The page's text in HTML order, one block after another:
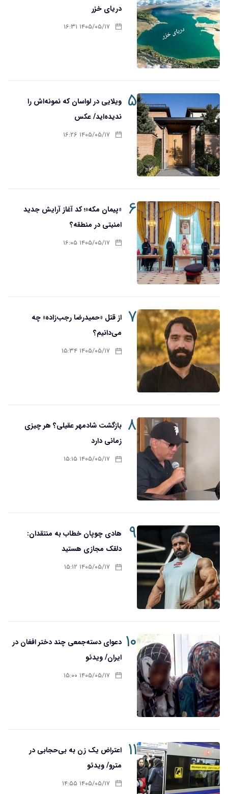
دریای خزر
۱۴۰۵/۰۵/۱۷ ۱۶:۳۱
۵ ویلایی در لواسان که نمونه‌اش را
ندیده‌اید/ عکس
۱۴۰۵/۰۵/۱۷ ۱۶:۲۶
۶
«پیمان مکه»؛ کد آغاز آرایش جدید
امنیتی در منطقه؟
۱۴۰۵/۰۵/۱۷ ۱۶:۰۵
۷ از قتل «حمیدرضا رجب‌زاده» چه
می‌دانیم؟
۱۴۰۵/۰۵/۱۷ ۱۵:۳۴
۸ بازگشت شادمهر عقیلی؟ هر چیزی
زمانی دارد
۱۴۰۵/۰۵/۱۷ ۱۵:۱۵
۹
هادی چوپان خطاب به منتقدان:
دلقک مجازی هستید
۱۴۰۵/۰۵/۱۷ ۱۵:۱۲
۱۰ دعوای دسته‌جمعی چند دختر افغان در
ایران/ ویدئو
۱۴۰۵/۰۵/۱۷ ۱۵:۰۰
۱۱
اعتراض یک زن به بی‌حجابی در
مترو/ ویدئو
۱۴۰۵/۰۵/۱۷ ۱۴:۵۵